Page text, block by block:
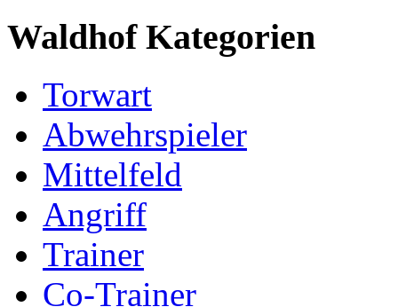
Waldhof Kategorien
Torwart
Abwehrspieler
Mittelfeld
Angriff
Trainer
Co-Trainer